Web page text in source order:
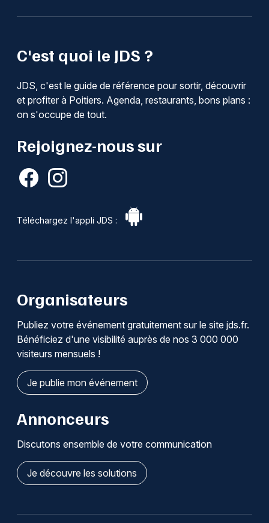
C'est quoi le JDS ?
JDS, c'est le guide de référence pour sortir, découvrir
et profiter à Poitiers. Agenda, restaurants, bons plans :
on s'occupe de tout.
Rejoignez-nous sur
Téléchargez l'appli JDS :
Organisateurs
Publiez votre événement gratuitement sur le site jds.fr.
Bénéficiez d'une visibilité auprès de nos 3 000 000
visiteurs mensuels !
Je publie mon événement
Annonceurs
Discutons ensemble de votre communication
Je découvre les solutions